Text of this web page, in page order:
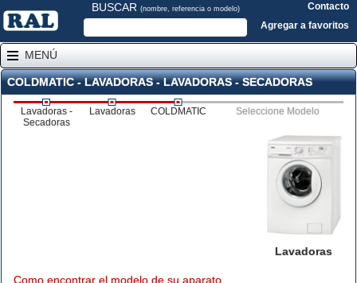
BUSCAR (nombre, referencia o modelo)
Contacto
Agregar a favoritos
MENÚ
COLDMATIC - LAVADORAS - LAVADORAS - SECADORAS
Lavadoras -
Secadoras
Lavadoras COLDMATIC Seleccione Modelo
Lavadoras
Como encontrar el modelo de su aparato